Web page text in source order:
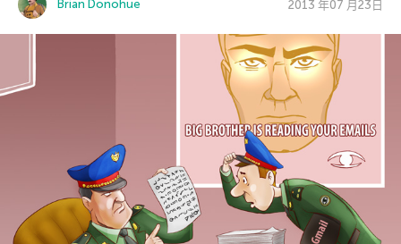
Brian Donohue 2013 年07 月23日